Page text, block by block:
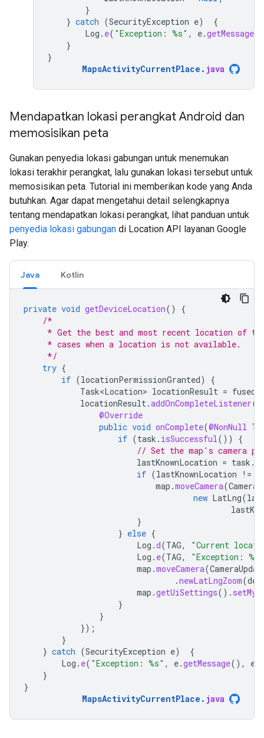
}
} catch (SecurityException e)
{
Log . e( "Exception: %s" , e.getMessage
}
}
MapsActivityCurrentPlace . java
Mendapatkan lokasi perangkat Android dan
memosisikan peta
Gunakan penyedia lokasi gabungan untuk menemukan
lokasi terakhir perangkat, lalu gunakan lokasi tersebut untuk
memosisikan peta. Tutorial ini memberikan kode yang Anda
butuhkan. Agar dapat mengetahui detail selengkapnya
tentang mendapatkan lokasi perangkat, lihat panduan untuk
penyedia lokasi gabungan di Location API layanan Google
Play.
Java Kotlin
private void getDeviceLocation()
{
/*
* Get the best and most recent location of
     * cases when a location is not available.
     */
try {
if (locationPermissionGranted)
{
Task<Location> locationResult =
locationResult .addOnCompleteListener(
@Override
public void onComplete(@NonNull
if (task . isSuccessful ())
{
// Set the map's camera
lastKnownLocation = task .
if (lastKnownLocation !=
map .moveCamera(
new LatLng(
}
} else {
Log .d(TAG,
"Current
Log . e(TAG,
"Exception: %s"
map .moveCamera(
.newLatLngZoom(
map .getUiSettings().
}
}
});
}
} catch (SecurityException e)
{
Log . e( "Exception: %s" , e.getMessage(), e
}
}
MapsActivityCurrentPlace . java